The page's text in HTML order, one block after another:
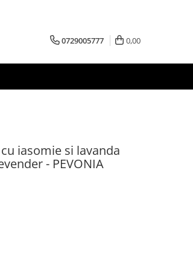
0729005777 0,00
iasomie si lavanda
- PEVONIA